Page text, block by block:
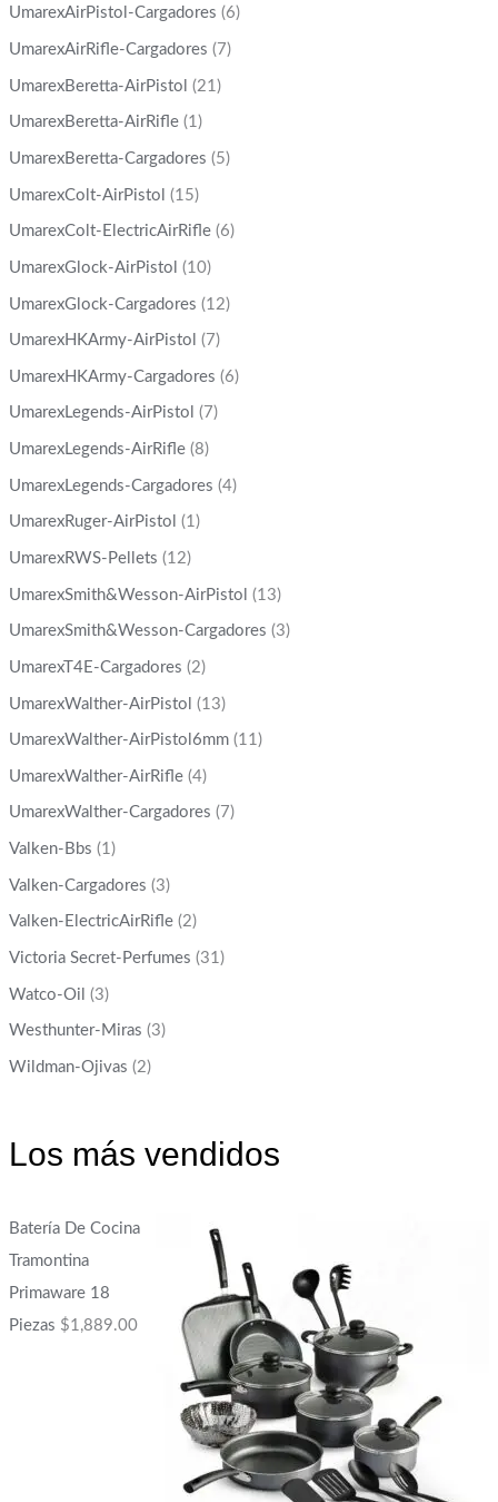
UmarexAirPistol-Cargadores (6)
UmarexAirRifle-Cargadores (7)
UmarexBeretta-AirPistol (21)
UmarexBeretta-AirRifle (1)
UmarexBeretta-Cargadores (5)
UmarexColt-AirPistol (15)
UmarexColt-ElectricAirRifle (6)
UmarexGlock-AirPistol (10)
UmarexGlock-Cargadores (12)
UmarexHKArmy-AirPistol (7)
UmarexHKArmy-Cargadores (6)
UmarexLegends-AirPistol (7)
UmarexLegends-AirRifle (8)
UmarexLegends-Cargadores (4)
UmarexRuger-AirPistol (1)
UmarexRWS-Pellets (12)
UmarexSmith&Wesson-AirPistol (13)
UmarexSmith&Wesson-Cargadores (3)
UmarexT4E-Cargadores (2)
UmarexWalther-AirPistol (13)
UmarexWalther-AirPistol6mm (11)
UmarexWalther-AirRifle (4)
UmarexWalther-Cargadores (7)
Valken-Bbs (1)
Valken-Cargadores (3)
Valken-ElectricAirRifle (2)
Victoria Secret-Perfumes (31)
Watco-Oil (3)
Westhunter-Miras (3)
Wildman-Ojivas (2)
Los más vendidos
Batería De Cocina
Tramontina
Primaware 18
Piezas $1,889.00